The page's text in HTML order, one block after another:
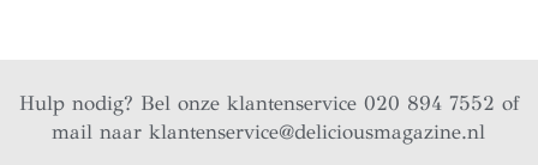
Hulp nodig? Bel onze klantenservice 020 894 7552 of
mail naarklantenservice@deliciousmagazine.nl